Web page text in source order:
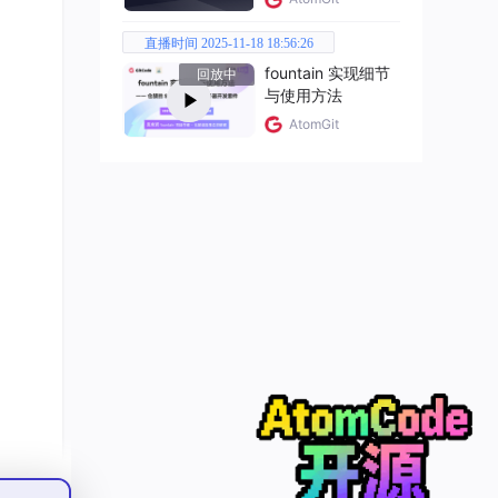
解
直播时间 2025-11-18 18:56:26
回放中
fountain 实现细节
与使用方法
AtomGit